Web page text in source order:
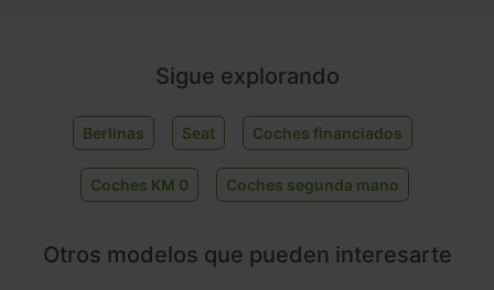
Sigue explorando
Berlinas Seat Coches financiados
Coches KM 0 Coches segunda mano
Otros modelos que pueden interesarte